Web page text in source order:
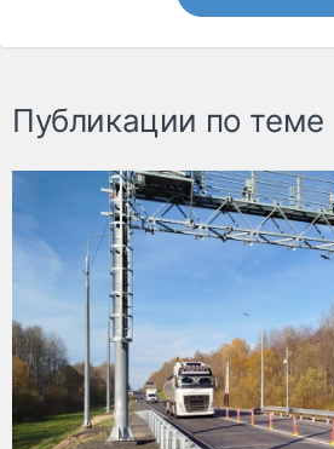
Публикации по теме